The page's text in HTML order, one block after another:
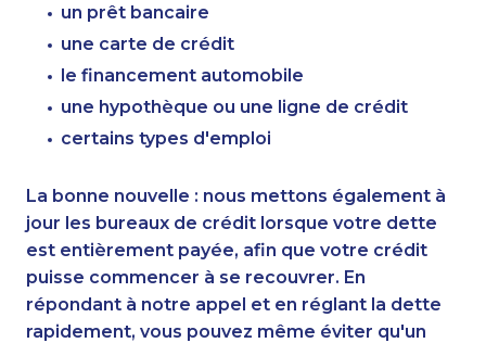
un prêt bancaire
une carte de crédit
le financement automobile
une hypothèque ou une ligne de crédit
certains types d'emploi
La bonne nouvelle : nous mettons également à
jour les bureaux de crédit lorsque votre dette
est entièrement payée, afin que votre crédit
puisse commencer à se recouvrer. En
répondant à notre appel et en réglant la dette
rapidement, vous pouvez même éviter qu'un